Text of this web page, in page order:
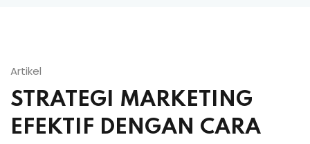
Artikel
STRATEGI MARKETING
EFEKTIF DENGAN CARA